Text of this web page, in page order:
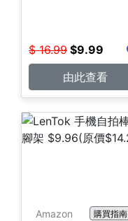
$ 16.99 $9.99
由此查看
Amazon 購買指南